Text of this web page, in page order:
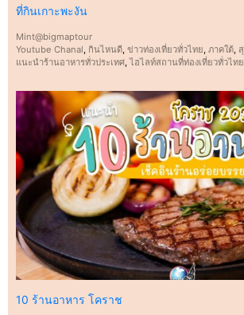
ที่กินเกาะพะงัน
Mint@bigmaptour
Youtube Chanal กินไหนดี ข่าวท่องเที่ยวทั่วไทย ภาคใต้
แนะนำร้านอาหารทั่วประเทศ ,ไฮไลท์สถานที่ท่องเที่ยวทั่วไทย
10 ร้านอาหาร โคราช